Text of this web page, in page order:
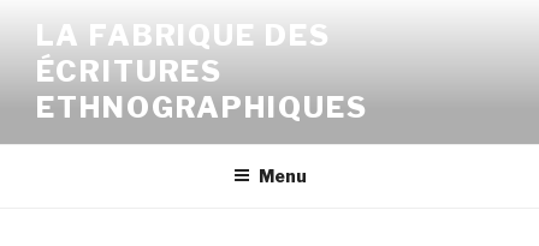
contenu
principal
LA FABRIQUE DES
ÉCRITURES
ETHNOGRAPHIQUES
Menu